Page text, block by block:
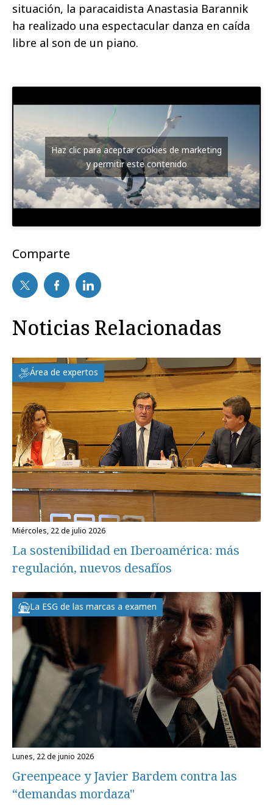
situación, la paracaidista Anastasia Barannik
ha realizado una espectacular danza en caída
libre al son de un piano.
Haz clic para aceptar cookies de marketing
y permitir este contenido
Comparte
Noticias Relacionadas
Área de expertos
miércoles, 22 de julio 2026
La sostenibilidad en Iberoamérica: más
regulación, nuevos desafíos
La ESG de las marcas a examen
lunes, 22 de junio 2026
Greenpeace y Javier Bardem contra las
“demandas mordaza"